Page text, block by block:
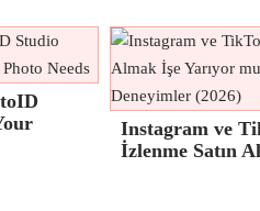
Instagram ve
İzlenme Satın